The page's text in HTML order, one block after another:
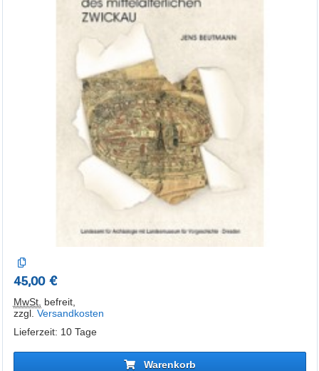
45,00 €
MwSt. befreit,
zzgl. Versandkosten
Lieferzeit: 10 Tage
Warenkorb